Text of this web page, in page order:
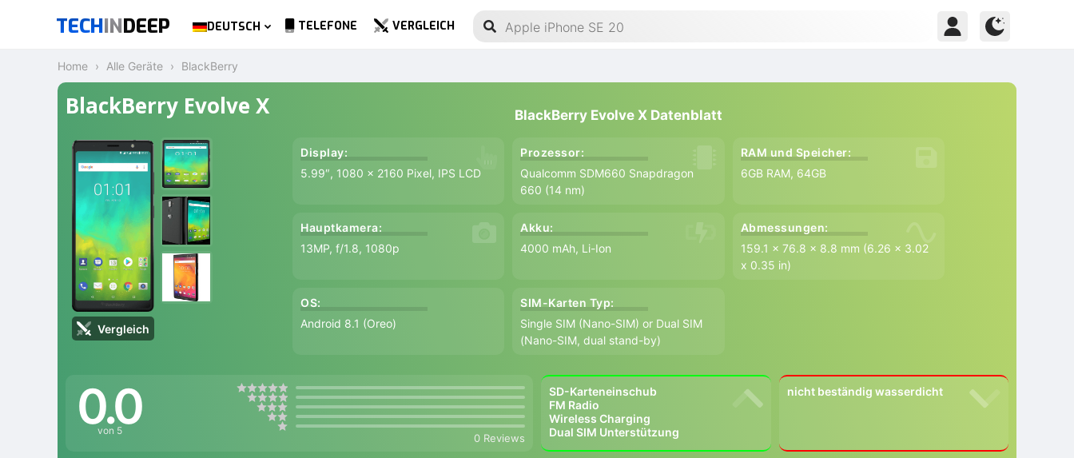
TECHINDEEP DEUTSCH TELEFONE VERGLEICH
Home Alle Geräte BlackBerry
BlackBerry Evolve X
Vergleich
BlackBerry Evolve X Datenblatt
Display:
5.99″, 1080 x 2160 Pixel, IPS LCD
Prozessor:
Qualcomm SDM660 Snapdragon
660 (14 nm)
RAM und Speicher:
6GB RAM, 64GB
Hauptkamera:
13MP, f/1.8, 1080p
Akku:
4000 mAh, Li-Ion
Abmessungen:
159.1 x 76.8 x 8.8 mm (6.26 x 3.02
x 0.35 in)
OS:
Android 8.1 (Oreo)
SIM-Karten Typ:
Single SIM (Nano-SIM) or Dual SIM
(Nano-SIM, dual stand-by)
0.0
von 5
0 Reviews
SD-Karteneinschub
FM Radio
Wireless Charging
Dual SIM Unterstützung
nicht beständig wasserdicht